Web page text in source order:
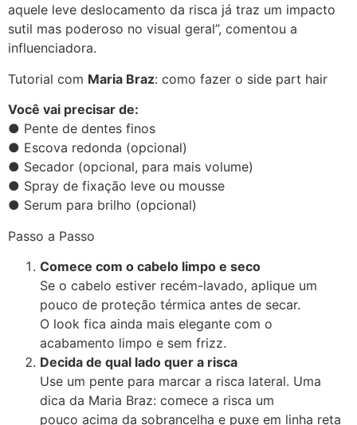
aquele leve deslocamento da risca já traz um impacto
sutil mas poderoso no visual geral”, comentou a
influenciadora.
Tutorial com Maria Braz: como fazer o side part hair
Você vai precisar de:
● Pente de dentes finos
● Escova redonda (opcional)
● Secador (opcional, para mais volume)
● Spray de fixação leve ou mousse
● Serum para brilho (opcional)
Passo a Passo
Comece com o cabelo limpo e seco
Se o cabelo estiver recém-lavado, aplique um
pouco de proteção térmica antes de secar.
O look fica ainda mais elegante com o
acabamento limpo e sem frizz.
Decida de qual lado quer a risca
Use um pente para marcar a risca lateral. Uma
dica da Maria Braz: comece a risca um
pouco acima da sobrancelha e puxe em linha reta